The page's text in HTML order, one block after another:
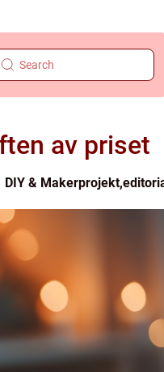
av priset
DIY & Makerprojekt,